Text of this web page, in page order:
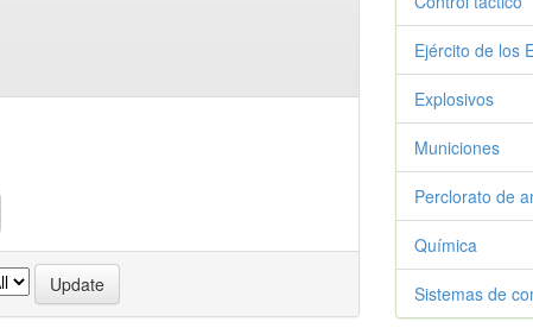
Ejército de los
Explosivos
Municiones
Perclorato de
Química
Sistemas de